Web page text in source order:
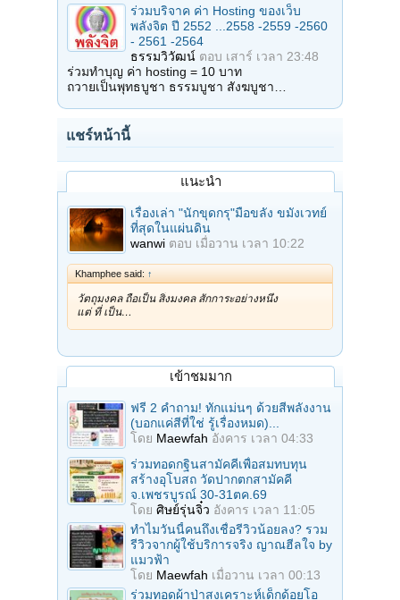
ร่วมบริจาค ค่า Hosting ของเว็บ
พลังจิต ปี 2552 ...2558 -2559 -2560
- 2561 -2564
ธรรมวิวัฒน์ ตอบ เสาร์ เวลา 23:48
ร่วมทำบุญ ค่า hosting = 10 บาท
ถวายเป็นพุทธบูชา ธรรมบูชา สังฆบูชา…
แชร์หน้านี้
แนะนำ
เรื่องเล่า "นักขุดกรุ"มือขลัง ขมังเวทย์
ที่สุดในแผ่นดิน
wanwi ตอบ เมื่อวาน เวลา 10:22
Khamphee said: ↑
วัตถุมงคล ถือเป็น สิ่งมงคล สักการะอย่างหนึ่ง
แต่ ที่ เป็น…
เข้าชมมาก
ฟรี 2 คำถาม! ทักแม่นๆ ด้วยสีพลังงาน
(บอกแค่สีที่ใช่ รู้เรื่องหมด)...
โดย Maewfah อังคาร เวลา 04:33
ร่วมทอดกฐินสามัคคีเพื่อสมทบทุน
สร้างอุโบสถ วัดปากตกสามัคคี
จ.เพชรบูรณ์ 30-31ตค.69
โดย ศิษย์รุ่นจิ๋ว อังคาร เวลา 11:05
ทำไมวันนี้คนถึงเชื่อรีวิวน้อยลง? รวม
รีวิวจากผู้ใช้บริการจริง ญาณฮีลใจ by
แมวฟ้า
โดย Maewfah เมื่อวาน เวลา 00:13
ร่วมทอดผ้าป่าสงเคราะห์เด็กด้อยโอ